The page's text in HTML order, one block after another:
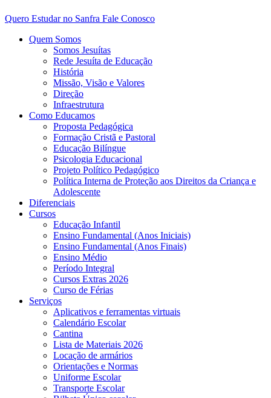
Quero Estudar no Sanfra Fale Conosco
Quem Somos
Somos Jesuítas
Rede Jesuíta de Educação
História
Missão, Visão e Valores
Direção
Infraestrutura
Como Educamos
Proposta Pedagógica
Formação Cristã e Pastoral
Educação Bilíngue
Psicologia Educacional
Projeto Político Pedagógico
Política Interna de Proteção aos Direitos da Criança e
Adolescente
Diferenciais
Cursos
Educação Infantil
Ensino Fundamental (Anos Iniciais)
Ensino Fundamental (Anos Finais)
Ensino Médio
Período Integral
Cursos Extras 2026
Curso de Férias
Serviços
Aplicativos e ferramentas virtuais
Calendário Escolar
Cantina
Lista de Materiais 2026
Locação de armários
Orientações e Normas
Uniforme Escolar
Transporte Escolar